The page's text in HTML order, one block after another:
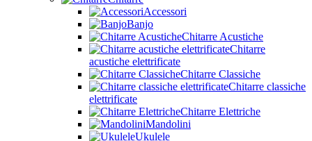
Accessori
Banjo
Chitarre Acustiche
Chitarre
acustiche elettrificate
Chitarre Classiche
Chitarre classiche
elettrificate
Chitarre Elettriche
Mandolini
Ukulele